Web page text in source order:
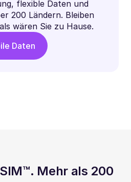
flexible Daten und
200 Ländern. Bleiben
wären Sie zu Hause.
Daten
Mehr als 200